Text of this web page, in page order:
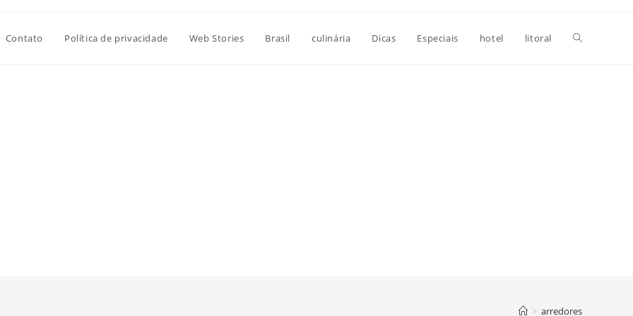
Contato Política de privacidade Web Stories Brasil culinária Dicas Especiais hotel litoral Alternar
> arredores